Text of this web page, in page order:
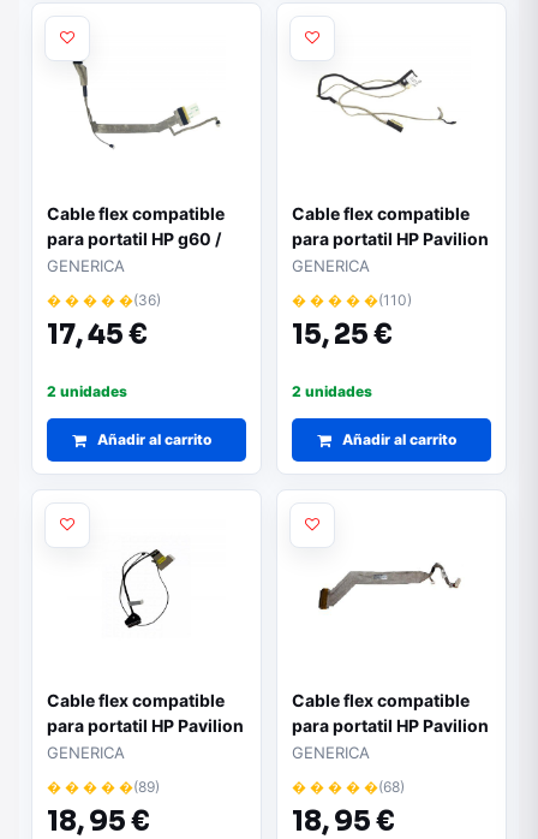
Cable flex compatible
para portatil HP g60 /
cq60 502901-001
GENERICA
� � � � �(36)
17,45 €
2 unidades
Añadir al carrito
Cable flex compatible
para portatil HP Pavilion
15-ac / 15-af / 250 g4 /
255 g4 / 30 pin /
dc020026m00 /
813943-001
GENERICA
� � � � �(110)
15,25 €
2 unidades
Añadir al carrito
Cable flex compatible
para portatil HP Pavilion
X360 14-ba / 14m-ba /
450.0c20d.0011 /
924277-001
GENERICA
� � � � �(89)
18,95 €
Cable flex compatible
para portatil HP Pavilion
ze4000 / ze4800 /
ze5000 / Compaq
nx9010 / ddkt9alc601
GENERICA
� � � � �(68)
18,95 €